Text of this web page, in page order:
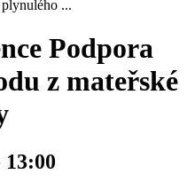
...
Podpora
z mateřské
13:00